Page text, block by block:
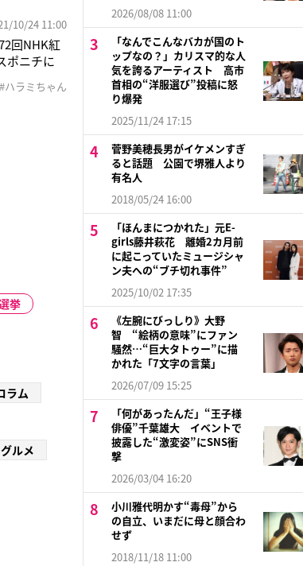
10/24 11:00
回NHK紅
ポニチに
2年前から
#ハラミちゃん
挙
ラム
グルメ
2026/08/08 11:00
「なんでこんなバカが国のト
ップなの？」カリスマ的な人
気を誇るアーティスト 高市
首相の“洋服選び”投稿に怒
り爆発
2025/11/24 17:15
菅野美穂長男がイケメンすぎ
ると話題 公園で堺雅人より
有名人
2018/05/24 16:00
「ほんまにつかれた」元E-
girls藤井萩花 離婚2カ月前
に起こっていたミュージシャ
ン夫への“ブチ切れ事件”
2025/10/02 17:35
《左腕にびっしり》大野
智 “絵柄の意味”にファン
騒然…“巨大タトゥー”に描
かれた「7文字の言葉」
2026/07/09 15:25
「何があったんだ」“王子様
俳優”千葉雄大 イベントで
披露した“激変姿”にSNS衝
撃
2026/03/04 16:20
小川雅代明かす“毒母”から
の自立、いまだに母と顔合わ
せず
2018/11/18 11:00